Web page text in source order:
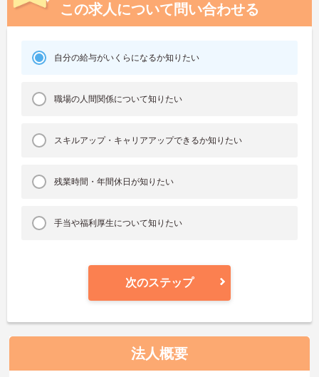
この求人について問い合わせる
自分の給与がいくらになるか知りたい
職場の人間関係について知りたい
スキルアップ・キャリアアップできるか知りたい
残業時間・年間休日が知りたい
手当や福利厚生について知りたい
次のステップ
法人概要